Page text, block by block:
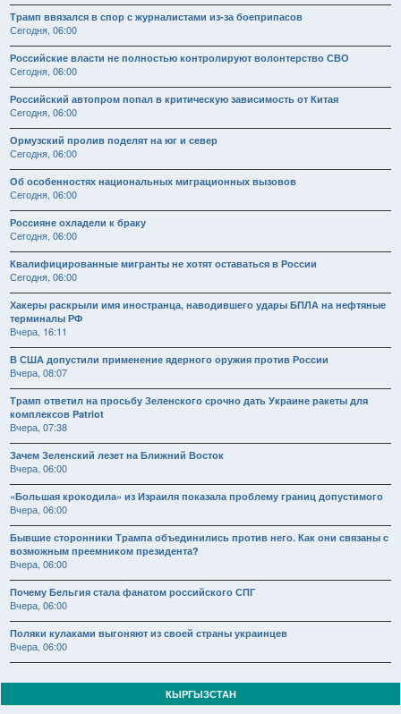
Трамп ввязался в спор с журналистами из-за боеприпасов
Сегодня, 06:00
Российские власти не полностью контролируют волонтерство СВО
Сегодня, 06:00
Российский автопром попал в критическую зависимость от Китая
Сегодня, 06:00
Ормузский пролив поделят на юг и север
Сегодня, 06:00
Об особенностях национальных миграционных вызовов
Сегодня, 06:00
Россияне охладели к браку
Сегодня, 06:00
Квалифицированные мигранты не хотят оставаться в России
Сегодня, 06:00
Хакеры раскрыли имя иностранца, наводившего удары БПЛА на нефтяные
терминалы РФ
Вчера, 16:11
В США допустили применение ядерного оружия против России
Вчера, 08:07
Трамп ответил на просьбу Зеленского срочно дать Украине ракеты для
комплексов Patriot
Вчера, 07:38
Зачем Зеленский лезет на Ближний Восток
Вчера, 06:00
«Большая крокодила» из Израиля показала проблему границ допустимого
Вчера, 06:00
Бывшие сторонники Трампа объединились против него. Как они связаны с
возможным преемником президента?
Вчера, 06:00
Почему Бельгия стала фанатом российского СПГ
Вчера, 06:00
Поляки кулаками выгоняют из своей страны украинцев
Вчера, 06:00
КЫРГЫЗСТАН